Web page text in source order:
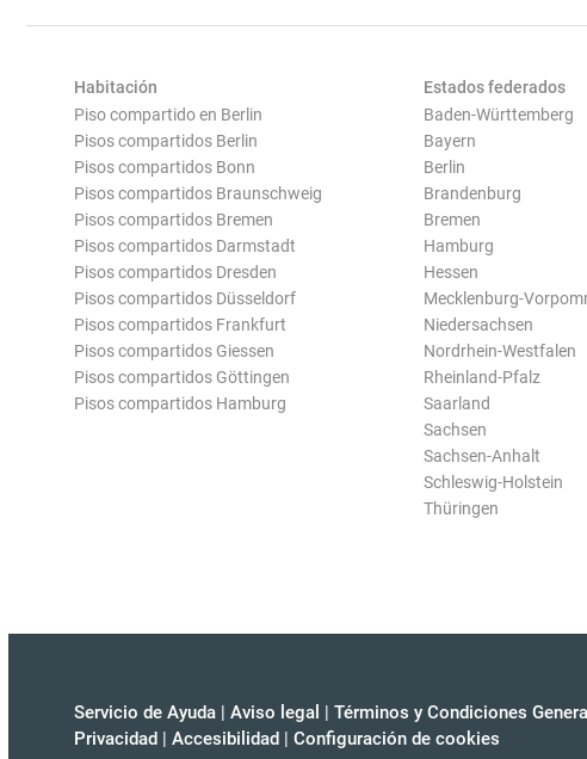
Habitación
Piso compartido en Berlin
Pisos compartidos Berlin
Pisos compartidos Bonn
Pisos compartidos Braunschweig
Pisos compartidos Bremen
Pisos compartidos Darmstadt
Pisos compartidos Dresden
Pisos compartidos Düsseldorf
Pisos compartidos Frankfurt
Pisos compartidos Giessen
Pisos compartidos Göttingen
Pisos compartidos Hamburg
Estados federados
Baden-Württemberg
Bayern
Berlin
Brandenburg
Bremen
Hamburg
Hessen
Mecklenburg-
Niedersachsen
Nordrhein-Westfalen
Rheinland-Pfalz
Saarland
Sachsen
Sachsen-Anhalt
Schleswig-Holstein
Thüringen
Servicio de Ayuda | Aviso legal | Términos y Condiciones
Privacidad | Accesibilidad | Configuración de cookies